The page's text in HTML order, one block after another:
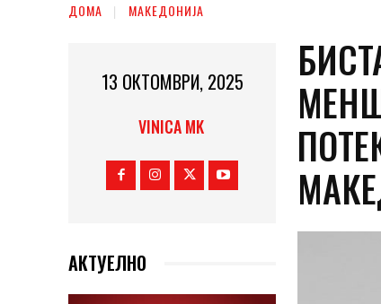
ДОМА МАКЕДОНИЈА
13 ОКТОМВРИ, 2025
VINICA MK
АКТУЕЛНО